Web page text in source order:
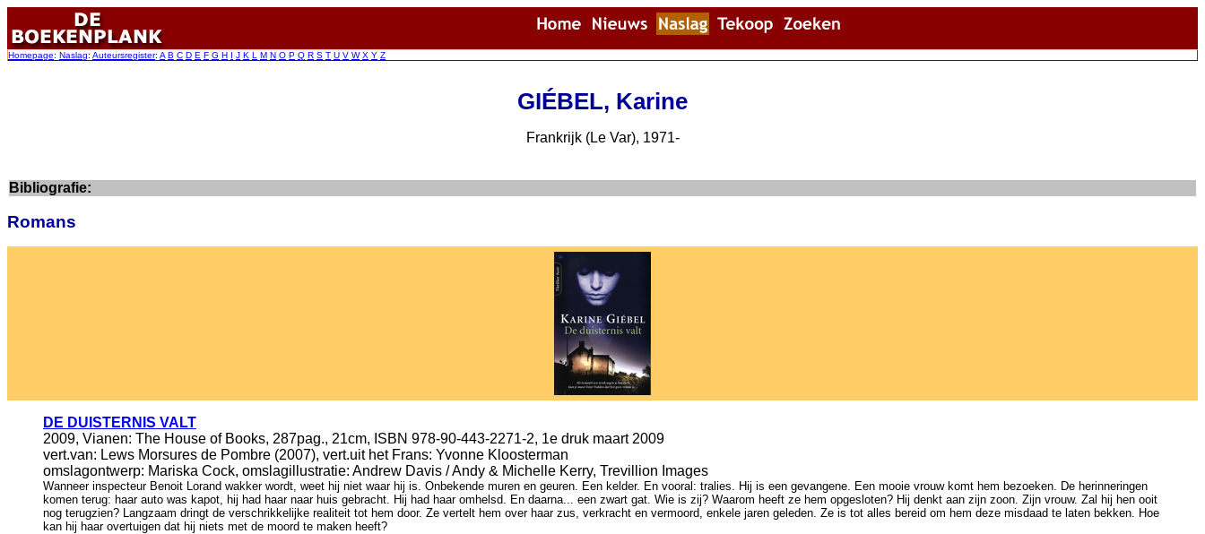
Homepage: Naslag: Auteursregister: A B C D E F G H I J K L M N O P Q R S T U V W X Y Z
GIÉBEL, Karine
Frankrijk (Le Var), 1971-
Bibliografie:
Romans
DE DUISTERNIS VALT
2009, Vianen: The House of Books, 287pag., 21cm, ISBN 978-90-443-2271-2, 1e druk maart 2009
vert.van: Lews Morsures de Pombre (2007), vert.uit het Frans: Yvonne Kloosterman
omslagontwerp: Mariska Cock, omslagillustratie: Andrew Davis / Andy & Michelle Kerry, Trevillion Images
Wanneer inspecteur Benoit Lorand wakker wordt, weet hij niet waar hij is. Onbekende muren en geuren. Een kelder. En vooral: tralies. Hij is een gevangene. Een mooie vrouw komt hem bezoeken. De herinneringen
komen terug: haar auto was kapot, hij had haar naar huis gebracht. Hij had haar omhelsd. En daarna... een zwart gat. Wie is zij? Waarom heeft ze hem opgesloten? Hij denkt aan zijn zoon. Zijn vrouw. Zal hij hen ooit
nog terugzien? Langzaam dringt de verschrikkelijke realiteit tot hem door. Ze vertelt hem over haar zus, verkracht en vermoord, enkele jaren geleden. Ze is tot alles bereid om hem deze misdaad te laten bekken. Hoe
kan hij haar overtuigen dat hij niets met de moord te maken heeft?